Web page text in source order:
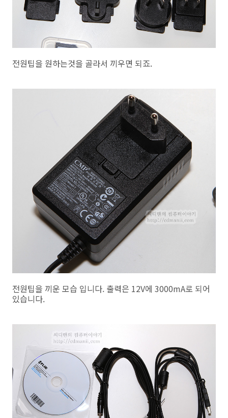
전원팁을 원하는것을 골라서 끼우면 되죠.
전원팁을 끼운 모습 입니다. 출력은 12V에 3000mA로 되어
있습니다.